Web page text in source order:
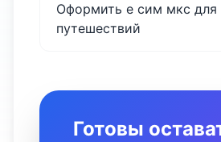
Оформить е сим мкс для
путешествий
Готовы